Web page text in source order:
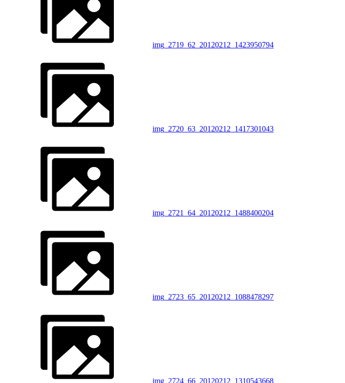
img_2719_62_20120212_1423950794
img_2720_63_20120212_1417301043
img_2721_64_20120212_1488400204
img_2723_65_20120212_1088478297
img_2724_66_20120212_1310543668